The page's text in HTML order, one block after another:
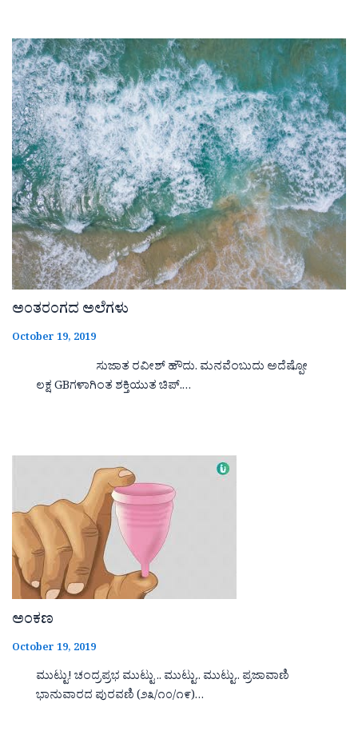
ಅಂತರಂಗದ ಅಲೆಗಳು
October 19, 2019
ಸುಜಾತ ರವೀಶ್ ಹೌದು. ಮನವೆಂಬುದು ಅದೆಷ್ಪೋ
ಲಕ್ಷ GBಗಳಾಗಿಂತ ಶಕ್ತಿಯುತ ಚಿಪ್.…
ಅಂಕಣ
October 19, 2019
ಮುಟ್ಟು! ಚಂದ್ರಪ್ರಭ ಮುಟ್ಟು .. ಮುಟ್ಟು.. ಮುಟ್ಟು.. ಪ್ರಜಾವಾಣಿ
ಭಾನುವಾರದ ಪುರವಣಿ (೨೩/೧೦/೧೯)…